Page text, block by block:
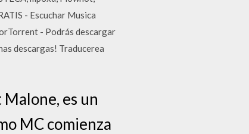
- Escuchar Musica
- Podrás descargar
descargas! Traducerea
es un
MC comienza